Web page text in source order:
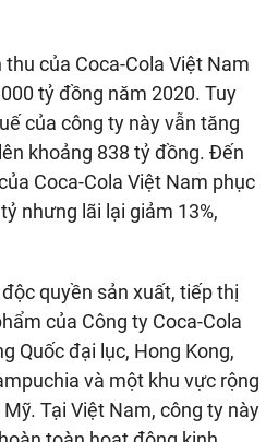
của Coca-Cola Việt Nam
tỷ đồng năm 2020. Tuy
của công ty này vẫn tăng
khoảng 838 tỷ đồng. Đến
Coca-Cola Việt Nam phục
nhưng lãi lại giảm 13%,
quyền sản xuất, tiếp thị
của Công ty Coca-Cola
Quốc đại lục, Hong Kong,
và một khu vực rộng
Tại Việt Nam, công ty này